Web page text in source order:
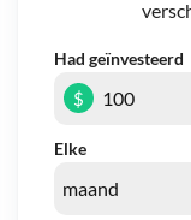
Had geïnvesteerd
Elke
$